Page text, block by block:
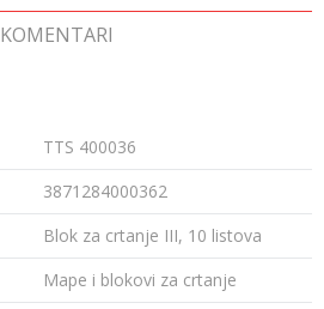
KOMENTARI
TTS 400036
3871284000362
Blok za crtanje III, 10 listova
Mape i blokovi za crtanje